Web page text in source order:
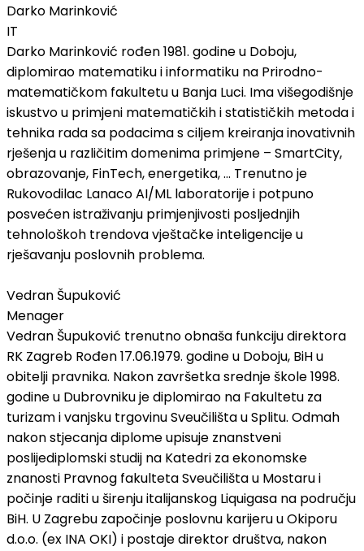
Darko Marinković
IT
Darko Marinković rođen 1981. godine u Doboju,
diplomirao matematiku i informatiku na Prirodno-
matematičkom fakultetu u Banja Luci. Ima višegodišnje
iskustvo u primjeni matematičkih i statističkih metoda i
tehnika rada sa podacima s ciljem kreiranja inovativnih
rješenja u različitim domenima primjene – SmartCity,
obrazovanje, FinTech, energetika, ... Trenutno je
Rukovodilac Lanaco AI/ML laboratorije i potpuno
posvećen istraživanju primjenjivosti posljednjih
tehnološkoh trendova vještačke inteligencije u
rješavanju poslovnih problema.
Vedran Šupuković
Menager
Vedran Šupuković trenutno obnaša funkciju direktora
RK Zagreb Rođen 17.06.1979. godine u Doboju, BiH u
obitelji pravnika. Nakon završetka srednje škole 1998.
godine u Dubrovniku je diplomirao na Fakultetu za
turizam i vanjsku trgovinu Sveučilišta u Splitu. Odmah
nakon stjecanja diplome upisuje znanstveni
poslijediplomski studij na Katedri za ekonomske
znanosti Pravnog fakulteta Sveučilišta u Mostaru i
počinje raditi u širenju italijanskog Liquigasa na području
BiH. U Zagrebu započinje poslovnu karijeru u Okiporu
d.o.o. (ex INA OKI) i postaje direktor društva, nakon